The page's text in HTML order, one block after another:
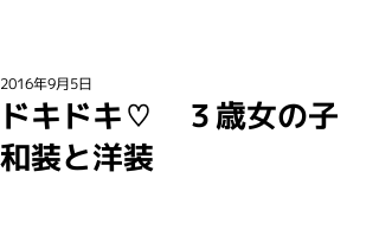
ドキドキ♡ ３歳女の子
和装と洋装
2016年9月5日